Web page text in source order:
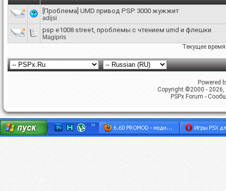
[Проблема] UMD привод PSP 3000 жужжит
adijsi
psp e1008 street, проблемы с чтением umd и флешки
Magipris
Текущее
Powered
Copyright ©2000 -
PSPx Forum -